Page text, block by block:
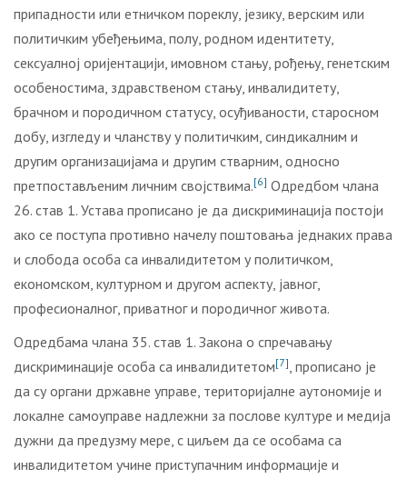
припадности или етничком пореклу, језику, верским или
политичким убеђењима, полу, родном идентитету,
сексуалној оријентацији, имовном стању, рођењу, генетским
особеностима, здравственом стању, инвалидитету,
брачном и породичном статусу, осуђиваности, старосном
добу, изгледу и чланству у политичким, синдикалним и
другим организацијама и другим стварним, односно
претпостављеним личним својствима.[6] Одредбом члана
26. став 1. Устава прописано је да дискриминација постоји
ако се поступа противно начелу поштовања једнаких права
и слобода особа са инвалидитетом у политичком,
економском, културном и другом аспекту, јавног,
професионалног, приватног и породичног живота.
Одредбама члана 35. став 1. Закона о спречавању
дискриминације особа са инвалидитетом[7], прописано је
да су органи државне управе, територијалне аутономије и
локалне самоуправе надлежни за послове културе и медија
дужни да предузму мере, с циљем да се особама са
инвалидитетом учине приступачним информације и